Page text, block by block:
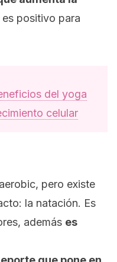
es positivo para
del yoga
celular
pero existe
la natación. Es
además es